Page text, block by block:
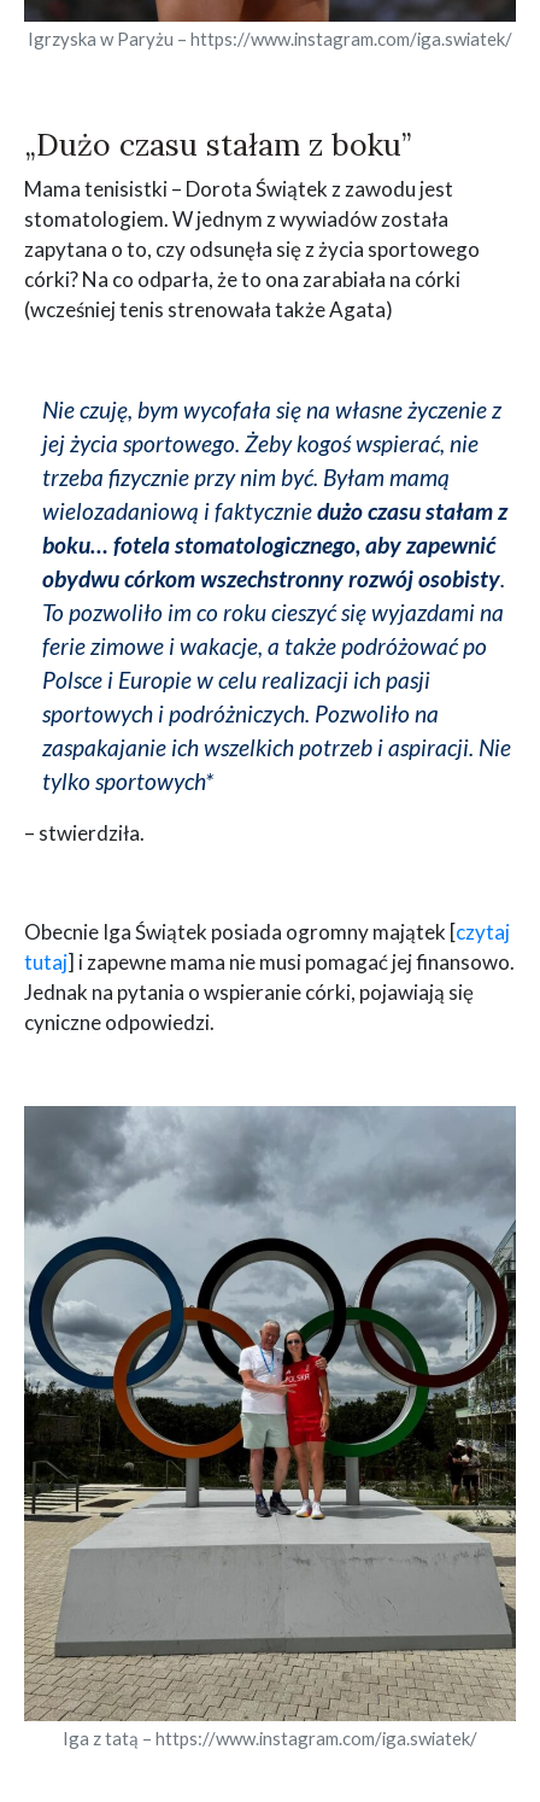
Igrzyska w Paryżu – https://www.instagram.com/iga.swiatek/
„Dużo czasu stałam z boku”
Mama tenisistki – Dorota Świątek z zawodu jest
stomatologiem. W jednym z wywiadów została
zapytana o to, czy odsunęła się z życia sportowego
córki? Na co odparła, że to ona zarabiała na córki
(wcześniej tenis strenowała także Agata)
Nie czuję, bym wycofała się na własne życzenie z
jej życia sportowego. Żeby kogoś wspierać, nie
trzeba fizycznie przy nim być. Byłam mamą
wielozadaniową i faktyczniedużo czasu stałam z
boku… fotela stomatologicznego, aby zapewnić
obydwu córkom wszechstronny rozwój osobisty.
To pozwoliło im co roku cieszyć się wyjazdami na
ferie zimowe i wakacje, a także podróżować po
Polsce i Europie w celu realizacji ich pasji
sportowych i podróżniczych. Pozwoliło na
zaspakajanie ich wszelkich potrzeb i aspiracji. Nie
tylko sportowych*
– stwierdziła.
Obecnie Iga Świątek posiada ogromny majątek [czytaj
tutaj] i zapewne mama nie musi pomagać jej finansowo.
Jednak na pytania o wspieranie córki, pojawiają się
cyniczne odpowiedzi.
Iga z tatą – https://www.instagram.com/iga.swiatek/